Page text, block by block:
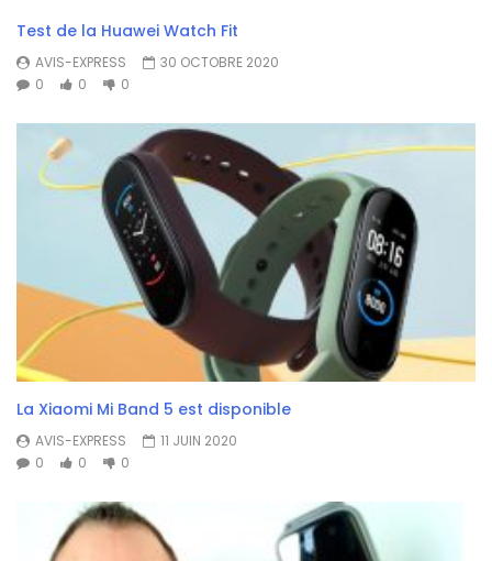
Test de la Huawei Watch Fit
AVIS-EXPRESS
30 OCTOBRE 2020
0
0 0
La Xiaomi Mi Band 5 est disponible
AVIS-EXPRESS
11 JUIN 2020
0
0 0